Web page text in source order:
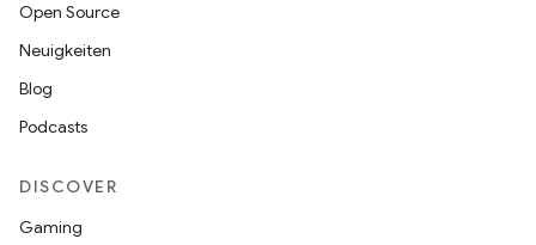
Open Source
Neuigkeiten
Blog
Podcasts
DISCOVER
Gaming